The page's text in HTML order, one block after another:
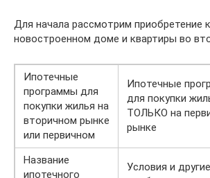
Для начала рассмотрим приобретение
новостроенном доме и квартиры во
Ипотечные
программы для
покупки жилья на
вторичном рынке
или первичном
Ипотечные
для покупки
ТОЛЬКО на
рынке
Название
ипотечного
Условия и другие